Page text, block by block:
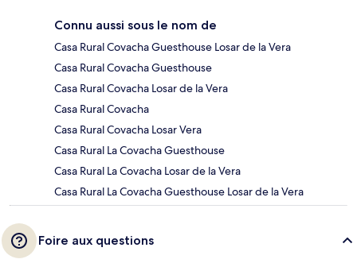
Connu aussi sous le nom de
Casa Rural Covacha Guesthouse Losar de la Vera
Casa Rural Covacha Guesthouse
Casa Rural Covacha Losar de la Vera
Casa Rural Covacha
Casa Rural Covacha Losar Vera
Casa Rural La Covacha Guesthouse
Casa Rural La Covacha Losar de la Vera
Casa Rural La Covacha Guesthouse Losar de la Vera
Foire aux questions